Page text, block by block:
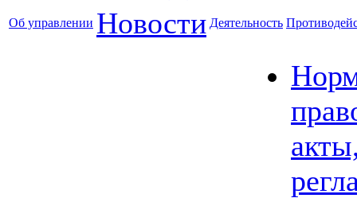
Об управлении Новости Деятельность